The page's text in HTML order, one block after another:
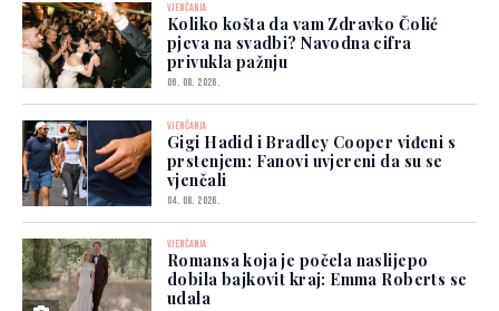
VJENČANJA
Koliko košta da vam Zdravko Čolić
pjeva na svadbi? Navodna cifra
privukla pažnju
06. 08. 2026.
VJENČANJA
Gigi Hadid i Bradley Cooper viđeni s
prstenjem: Fanovi uvjereni da su se
vjenčali
04. 08. 2026.
VJENČANJA
Romansa koja je počela naslijepo
dobila bajkovit kraj: Emma Roberts se
udala